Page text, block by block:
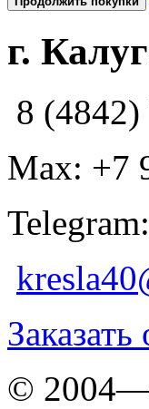
г.
8
Max: +7
Telegram:
©